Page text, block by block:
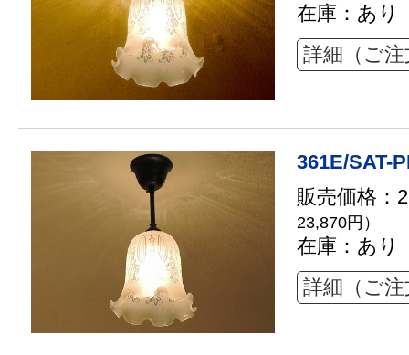
在庫：あり
詳細（ご
361E/SAT-
販売価格：
23,870円）
在庫：あり
詳細（ご